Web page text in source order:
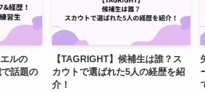
【TAGRIGHT】候補生は誰？ス
カウトで選ばれた5人の経歴を紹
矢田佳暉
ール・現